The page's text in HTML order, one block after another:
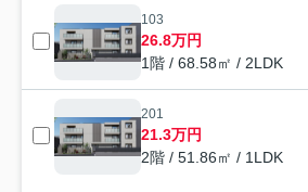
103
26.8万円
1階 / 68.58㎡ / 2LDK
201
21.3万円
2階 / 51.86㎡ / 1LDK